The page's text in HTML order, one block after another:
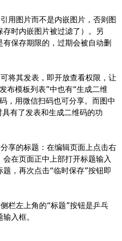
用图片而不是内嵌图片，否则图
存时内嵌图片被过滤了）。另
保存期限的，过期会被自动删
将其发表，即开放查看权限，让
布模板列表”中也有“生成二维
，用微信扫码也可分享。而图中
有了发表和生成二维码的功
享的标题：在编辑页面上点击右
在页面正中上部打开标题输入
，再次点击“临时保存”按钮即
栏左上角的“标题”按钮是乒乓
入框。